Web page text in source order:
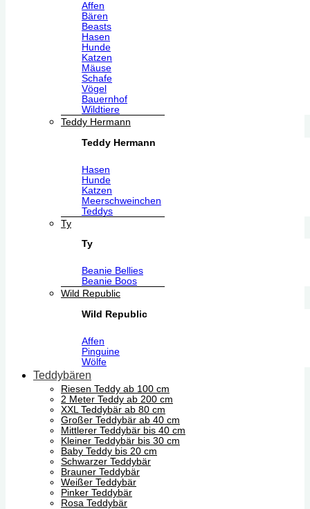
Affen
Bären
Beasts
Hasen
Hunde
Katzen
Mäuse
Schafe
Vögel
Bauernhof
Wildtiere
Teddy Hermann
Teddy Hermann
Hasen
Hunde
Katzen
Meerschweinchen
Teddys
Ty
Ty
Beanie Bellies
Beanie Boos
Wild Republic
Wild Republic
Affen
Pinguine
Wölfe
Teddybären
Riesen Teddy ab 100 cm
2 Meter Teddy ab 200 cm
XXL Teddybär ab 80 cm
Großer Teddybär ab 40 cm
Mittlerer Teddybär bis 40 cm
Kleiner Teddybär bis 30 cm
Baby Teddy bis 20 cm
Schwarzer Teddybär
Brauner Teddybär
Weißer Teddybär
Pinker Teddybär
Rosa Teddybär